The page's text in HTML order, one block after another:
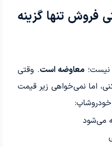
فروش تنها گزینه
معاوضه است. وقتی
اما نمی‌خواهی زیر قیمت
می‌شود